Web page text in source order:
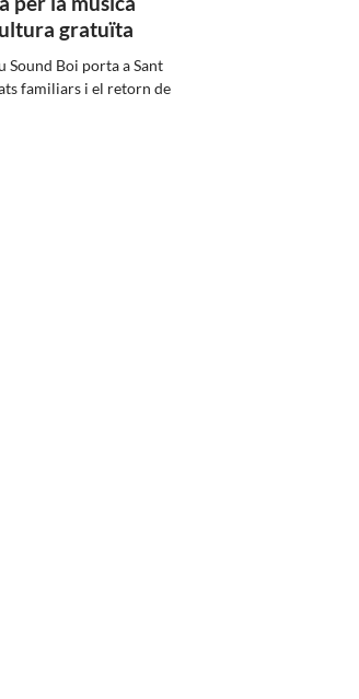
gratuïta
Sound Boi porta a Sant
familiars i el retorn de